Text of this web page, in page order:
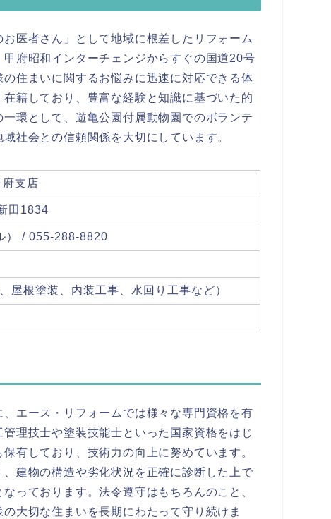
医者さん」として地域に根差したリフォーム
府昭和インターチェンジからすぐの国道20号
住まいに関するお悩みに迅速に対応できる体
籍しており、豊富な経験と知識に基づいた的
環として、遊亀公園付属動物園でのボランテ
社会との信頼関係を大切にしています。
支店
田1834
） / 055-288-8820
屋根塗装、内装工事、水回り工事など）
エース・リフォームでは様々な専門資格を有
理技士や塗装技能士といった国家資格をはじ
有しており、技術力の向上に努めています。
建物の構造や劣化状況を正確に診断した上で
っております。法令遵守はもちろんのこと、
大切な住まいを長期にわたって守り続けま